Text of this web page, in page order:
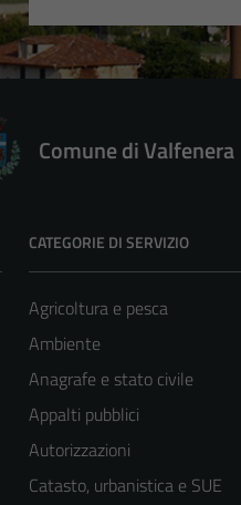
Comune di Valfenera
CATEGORIE DI SERVIZIO
Agricoltura e pesca
Ambiente
Anagrafe e stato civile
Appalti pubblici
Autorizzazioni
Catasto, urbanistica e SUE